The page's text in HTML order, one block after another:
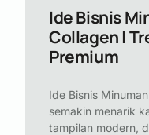
Ide Bisnis
Collagen |
Premium
Ide Bisnis
semakin menarik
tampilan modern,